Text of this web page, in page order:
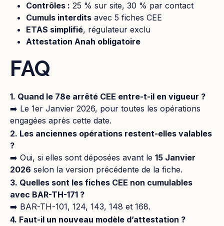
Contrôles : 25 % sur site, 30 % par contact
Cumuls interdits avec 5 fiches CEE
ETAS simplifié, régulateur exclu
Attestation Anah obligatoire
FAQ
1. Quand le 78e arrêté CEE entre-t-il en vigueur ?
➡️ Le 1er Janvier 2026, pour toutes les opérations
engagées après cette date.
2. Les anciennes opérations restent-elles valables
?
➡️ Oui, si elles sont déposées avant le 15 Janvier
2026 selon la version précédente de la fiche.
3. Quelles sont les fiches CEE non cumulables
avec BAR-TH-171 ?
➡️ BAR-TH-101, 124, 143, 148 et 168.
4. Faut-il un nouveau modèle d’attestation ?